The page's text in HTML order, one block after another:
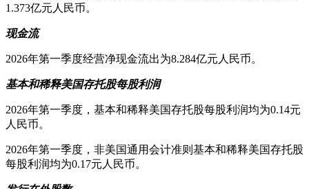
1.373亿元人民币。
现金流
2026年第一季度经营净现金流出为8.284亿元人民币。
基本和稀释美国存托股每股利润
2026年第一季度，基本和稀释美国存托股每股利润均为0.14元
人民币。
2026年第一季度，非美国通用会计准则基本和稀释美国存托股
每股利润均为0.17元人民币。